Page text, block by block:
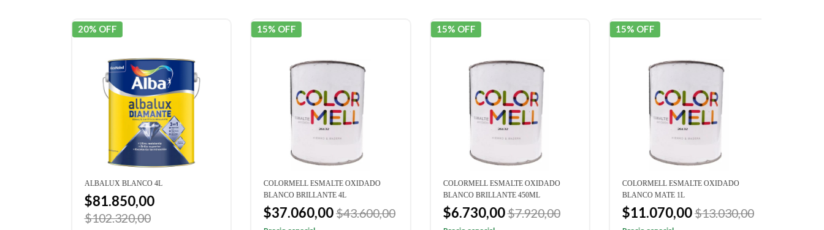
20% OFF
ALBALUX BLANCO 4L
$81.850,00
$102.320,00
15% OFF
COLORMELL ESMALTE OXIDADO
BLANCO BRILLANTE 4L
$37.060,00$43.600,00
15% OFF
COLORMELL ESMALTE OXIDADO
BLANCO BRILLANTE 450ML
$6.730,00$7.920,00
15% OFF
COLORMELL ESMALTE OXIDADO
BLANCO MATE 1L
$11.070,00$13.030,00